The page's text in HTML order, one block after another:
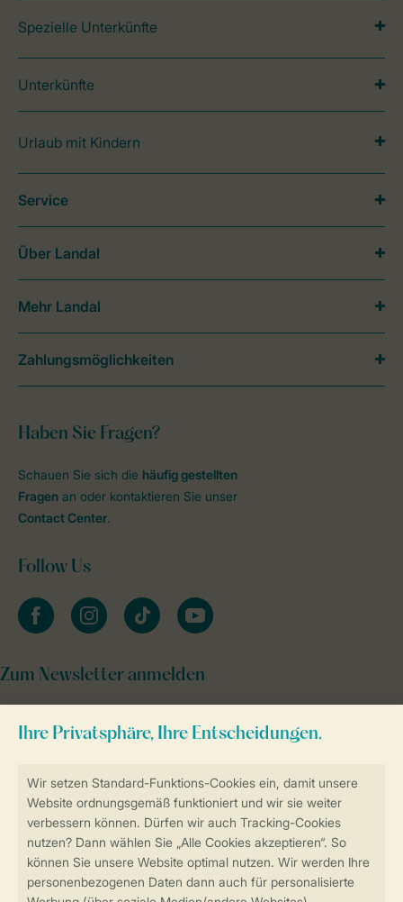
Sicher und schnell zur Online-Buchung
Sichere Datenübertragung
Sicheres Bezahlen
Spezielle Unterkünfte
Unterkünfte
Urlaub mit Kindern
Haben Sie Fragen?
Schauen Sie sich die häufig gestellten
Fragen an oder kontaktieren Sie unser
Contact Center.
Follow Us
facebookinstagramtiktok youtube
Zum Newsletter anmelden
Service
Über Landal
Mehr Landal
Zahlungsmöglichkeiten